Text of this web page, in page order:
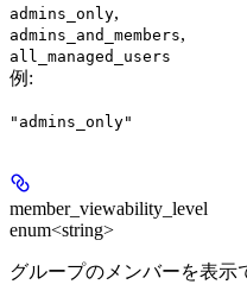
admins_only,
admins_and_members,
all_managed_users
例 :
"admins_only"
member_viewability_level
enum<string>
グループのメンバーを表示